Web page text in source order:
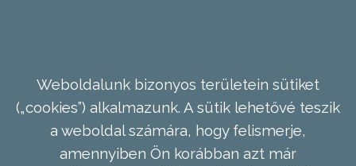
Weboldalunk bizonyos területein sütiket
(„cookies”) alkalmazunk. A sütik lehetővé teszik
a weboldal számára, hogy felismerje,
amennyiben Ön korábban azt már